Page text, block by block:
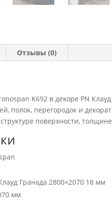
Отзывы (0)
K692 в декоре РN
полок, перегородок и
поверхности,
Гранада 2800×2070 18 мм
мм